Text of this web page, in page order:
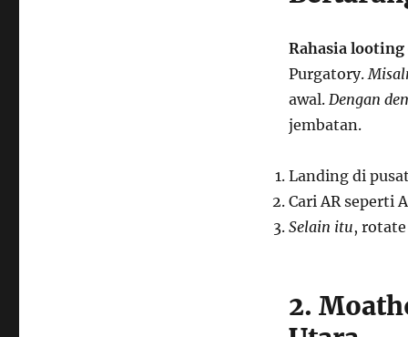
Rahasia
Purgatory.
awal. Dengan
jembatan.
Landing di
Cari AR seperti
Selain itu,
2.